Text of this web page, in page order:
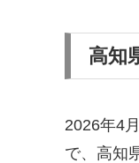
高知
2026年4
で、高知